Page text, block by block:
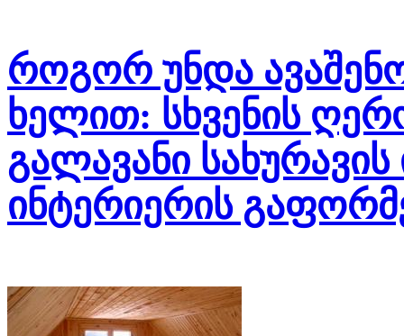
როგორ უნდა
ხელით: სხვენის
გალავანი
ინტერიერის